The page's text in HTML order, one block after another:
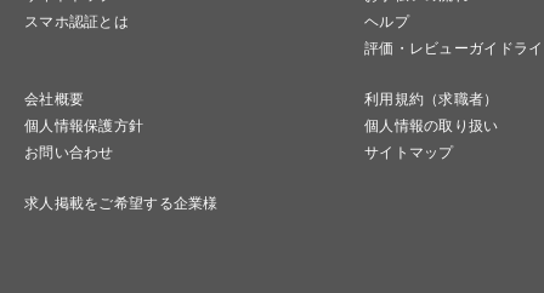
スマホ認証とは
ヘルプ
評価・レビューガイドラ
会社概要
利用規約（求職者）
個人情報保護方針
個人情報の取り扱い
お問い合わせ
サイトマップ
求人掲載をご希望する企業様